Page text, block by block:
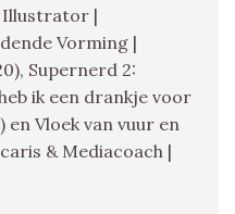
Illustrator |
Vorming |
Supernerd 2:
ik een drankje voor
en Vloek van vuur en
& Mediacoach |